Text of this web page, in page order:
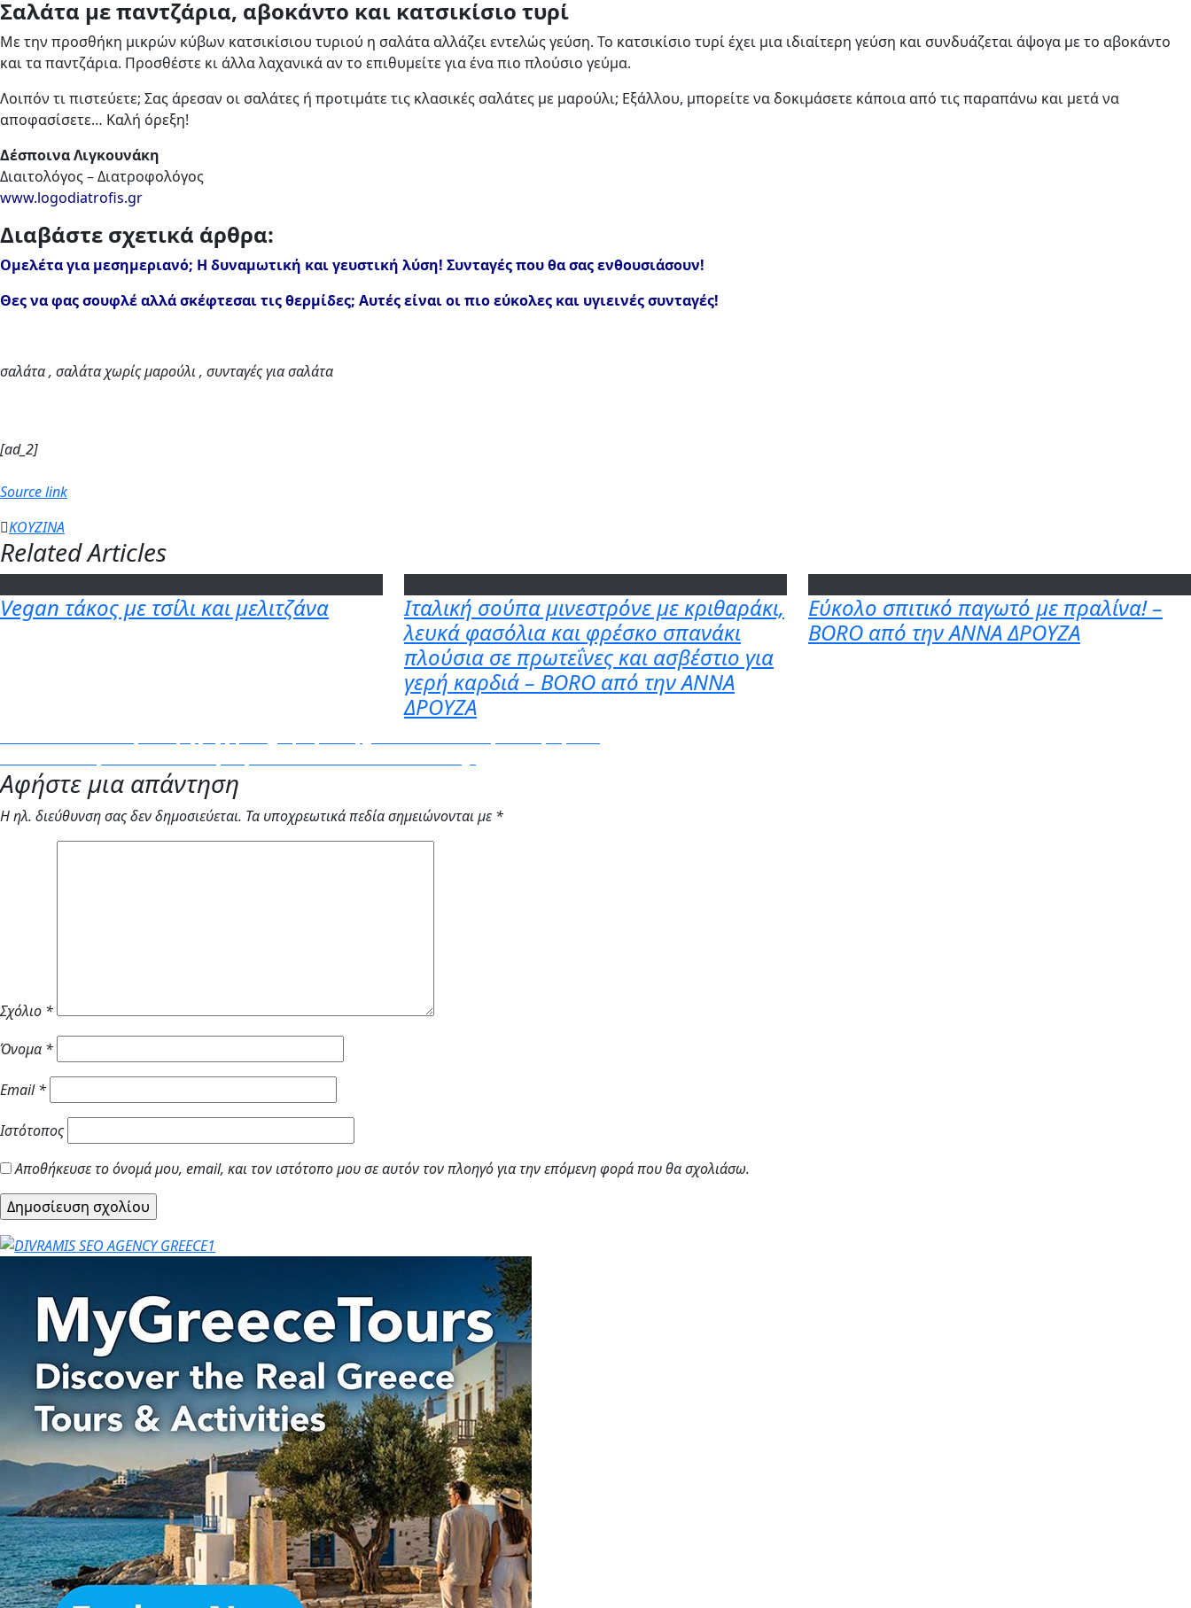
Σαλάτα με παντζάρια, αβοκάντο και κατσικίσιο τυρί
Με την προσθήκη μικρών κύβων κατσικίσιου τυριού η σαλάτα αλλάζει εντελώς γεύση. Το κατσικίσιο τυρί έχει μια ιδιαίτερη γεύση και συνδυάζεται άψογα με το αβοκάντο
και τα παντζάρια. Προσθέστε κι άλλα λαχανικά αν το επιθυμείτε για ένα πιο πλούσιο γεύμα.
Λοιπόν τι πιστεύετε; Σας άρεσαν οι σαλάτες ή προτιμάτε τις κλασικές σαλάτες με μαρούλι; Εξάλλου, μπορείτε να δοκιμάσετε κάποια από τις παραπάνω και μετά να
αποφασίσετε… Καλή όρεξη!
Δέσποινα Λιγκουνάκη
Διαιτολόγος – Διατροφολόγος
www.logodiatrofis.gr
Διαβάστε σχετικά άρθρα:
Ομελέτα για μεσημεριανό; Η δυναμωτική και γευστική λύση! Συνταγές που θα σας ενθουσιάσουν!
Θες να φας σουφλέ αλλά σκέφτεσαι τις θερμίδες; Αυτές είναι οι πιο εύκολες και υγιεινές συνταγές!
σαλάτα , σαλάτα χωρίς μαρούλι , συνταγές για σαλάτα
[ad_2]
Source link
ΚΟΥΖΙΝΑ
Related Articles
Vegan τάκος με τσίλι και μελιτζάνα
Ιταλική σούπα μινεστρόνε με κριθαράκι,
λευκά φασόλια και φρέσκο σπανάκι
πλούσια σε πρωτεΐνες και ασβέστιο για
γερή καρδιά – BORO από την ΑΝΝΑ
ΔΡΟΥΖΑ
Εύκολο σπιτικό παγωτό με πραλίνα! –
BORO από την ΑΝΝΑ ΔΡΟΥΖΑ
Πλοήγηση
άρθρων
post:
Αφήστε μια απάντηση
Η ηλ. διεύθυνση σας δεν δημοσιεύεται. Τα υποχρεωτικά πεδία σημειώνονται με*
Σχόλιο *
Όνομα *
Email*
Ιστότοπος
Αποθήκευσε το όνομά μου, email, και τον ιστότοπο μου σε αυτόν τον πλοηγό για την επόμενη φορά που θα σχολιάσω.